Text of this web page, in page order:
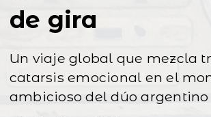
de gira
Un viaje global que mezcla
catarsis emocional en el
ambicioso del dúo argentino